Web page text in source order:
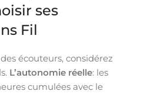
ses
Fil
écouteurs, considérez
L’autonomie réelle: les
cumulées avec le